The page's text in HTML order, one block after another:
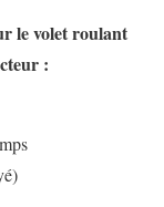
le volet roulant
: